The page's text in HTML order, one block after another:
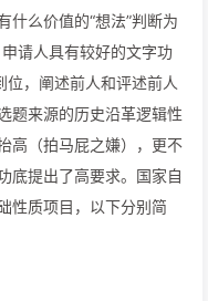
什么价值的“想法”判断为
请人具有较好的文字功
位，阐述前人和评述前人
题来源的历史沿革逻辑性
高（拍马屁之嫌），更不
底提出了高要求。国家自
性质项目，以下分别简